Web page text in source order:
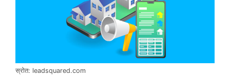
स्रोत: leadsquared.com